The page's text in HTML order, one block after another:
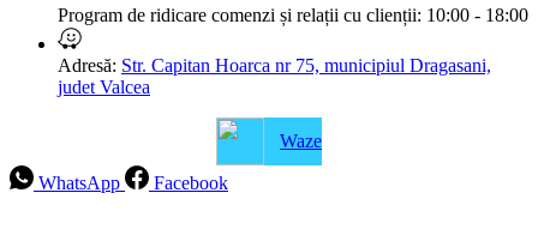
Program de ridicare comenzi și relații cu clienții: 10:00 - 18:00
Adresă: Str. Capitan Hoarca nr 75, municipiul Dragasani,
judet Valcea
Waze
WhatsApp
Facebook